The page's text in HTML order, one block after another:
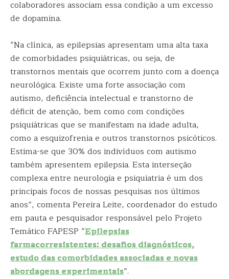
colaboradores associam essa condição a um excesso
de dopamina.
“Na clínica, as epilepsias apresentam uma alta taxa
de comorbidades psiquiátricas, ou seja, de
transtornos mentais que ocorrem junto com a doença
neurológica. Existe uma forte associação com
autismo, deficiência intelectual e transtorno de
déficit de atenção, bem como com condições
psiquiátricas que se manifestam na idade adulta,
como a esquizofrenia e outros transtornos psicóticos.
Estima-se que 30% dos indivíduos com autismo
também apresentem epilepsia. Esta interseção
complexa entre neurologia e psiquiatria é um dos
principais focos de nossas pesquisas nos últimos
anos”, comenta Pereira Leite, coordenador do estudo
em pauta e pesquisador responsável pelo Projeto
Temático FAPESP “Epilepsias
farmacorresistentes: desafios diagnósticos,
estudo das comorbidades associadas e novas
abordagens experimentais”.